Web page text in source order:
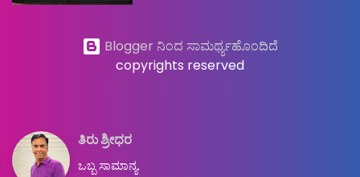
Blogger ನಿಂದ ಸಾಮರ್ಥ್ಯಹೊಂದಿದೆ
copyrights reserved
ತಿರು ಶ್ರೀಧರ
ಒಬ್ಬ ಸಾಮಾನ್ಯ.